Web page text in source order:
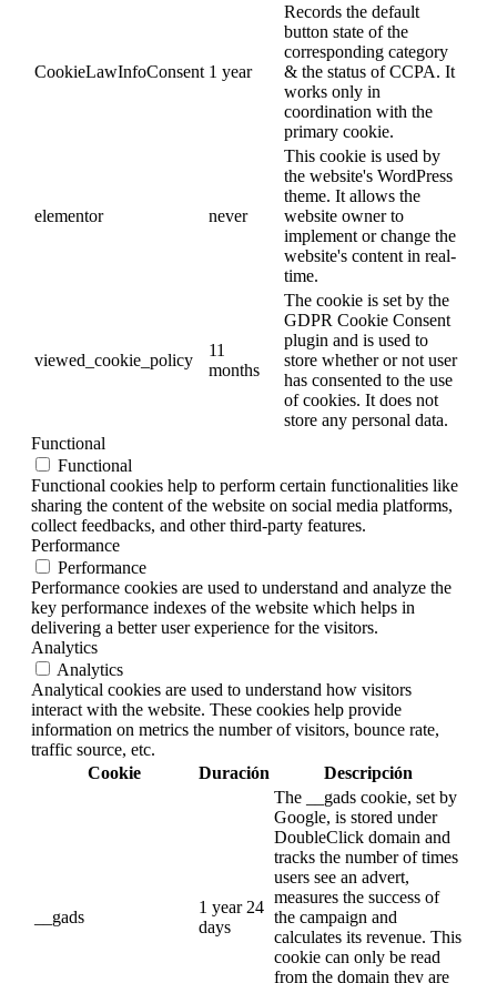
CookieLawInfoConsent 1 year
Records the default
button state of the
corresponding category
& the status of CCPA. It
works only in
coordination with the
primary cookie.
elementor never
This cookie is used by
the website's WordPress
theme. It allows the
website owner to
implement or change the
website's content in real-
time.
viewed_cookie_policy
11
months
The cookie is set by the
GDPR Cookie Consent
plugin and is used to
store whether or not user
has consented to the use
of cookies. It does not
store any personal data.
Functional
Functional
Functional cookies help to perform certain functionalities like
sharing the content of the website on social media platforms,
collect feedbacks, and other third-party features.
Performance
Performance
Performance cookies are used to understand and analyze the
key performance indexes of the website which helps in
delivering a better user experience for the visitors.
Analytics
Analytics
Analytical cookies are used to understand how visitors
interact with the website. These cookies help provide
information on metrics the number of visitors, bounce rate,
traffic source, etc.
Cookie
Duración Descripción
__gads
1 year 24
days
The __gads cookie, set by
Google, is stored under
DoubleClick domain and
tracks the number of times
users see an advert,
measures the success of
the campaign and
calculates its revenue. This
cookie can only be read
from the domain they are